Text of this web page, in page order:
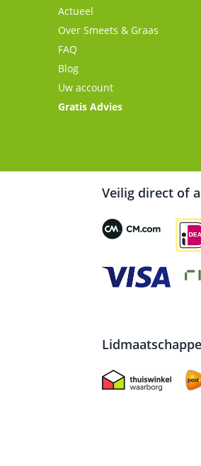
Actueel
Over Smeets & Graas
FAQ
Blog
Uw account
Gratis Advies
Veilig direct of